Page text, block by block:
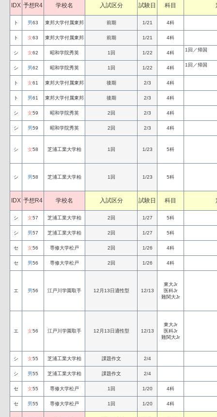
IDX 予想R4 学校名 入試区分 試験日 科目
ト 男63 東邦大学付属東邦 前期 1/21 4科
ト 女63 東邦大学付属東邦 前期 1/21 4科
シ 女62 昭和学院秀英 1回 1/22 4科
1回／帰国
シ 男62 昭和学院秀英 1回 1/22 4科
1回／帰国
ト 女61 東邦大学付属東邦 後期 2/3 4科
ト 男61 東邦大学付属東邦 後期 2/3 4科
シ 女59 昭和学院秀英 2回 2/3 4科
シ 男59 昭和学院秀英 2回 2/3 4科
シ 女58 芝浦工業大学柏 1回 1/23 5科
シ 男58 芝浦工業大学柏 1回 1/23 5科
IDX 予想R4 学校名 入試区分 試験日 科目
シ 女57 芝浦工業大学柏 2回 1/27 5科
シ 男57 芝浦工業大学柏 2回 1/27 5科
セ 女56 専修大学松戸 2回 1/26 4科
セ 男56 専修大学松戸 2回 1/26 4科
エ 男56 江戸川学園取手 12月13日適性型 12/13
東大Jr
医科Jr
難関大Jr
エ 女56 江戸川学園取手 12月13日適性型 12/13
東大Jr
医科Jr
難関大Jr
シ 女55 芝浦工業大学柏 課題作文 2/4
シ 男55 芝浦工業大学柏 課題作文 2/4
セ 女55 専修大学松戸 1回 1/20 4科
セ 男55 専修大学松戸 1回 1/20 4科